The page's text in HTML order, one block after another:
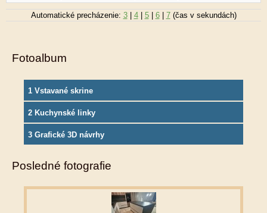
Automatické precházenie: 3| 4| 5| 6| 7(čas v sekundách)
Fotoalbum
1 Vstavané skrine
2 Kuchynské linky
3 Grafické 3D návrhy
Posledné fotografie